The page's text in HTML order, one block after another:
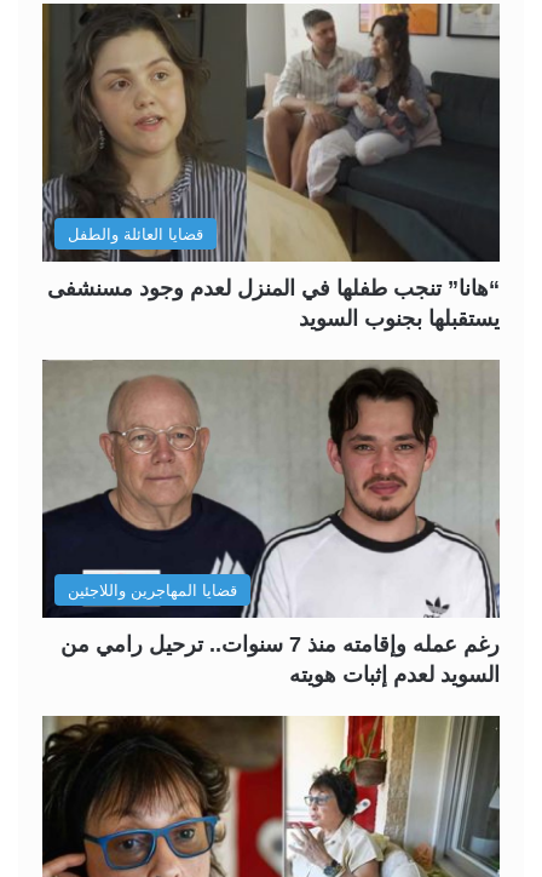
قضايا العائلة والطفل
“هانا” تنجب طفلها في المنزل لعدم وجود مسنشفى
يستقبلها بجنوب السويد
قضايا المهاجرين واللاجئين
رغم عمله وإقامته منذ 7 سنوات.. ترحيل رامي من
السويد لعدم إثبات هويته